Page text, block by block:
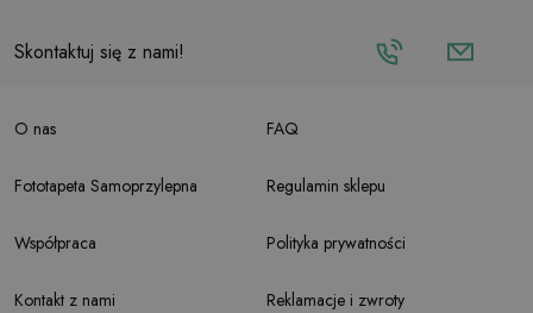
Skontaktuj się z nami!
O nas
Fototapeta Samoprzylepna
Współpraca
Kontakt z nami
FAQ
Regulamin sklepu
Polityka prywatności
Reklamacje i zwroty